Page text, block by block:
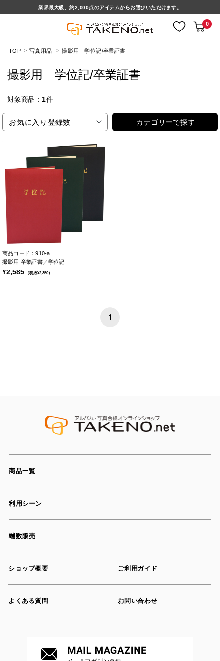
業界最大級、約2,000点のアイテムからお選びいただけます。
0
TOP 写真用品 撮影用 学位記/卒業証書
撮影用 学位記/卒業証書
対象商品： 1件
お気に入り登録数 カテゴリーで探す
商品コード：910-a
撮影用 卒業証書／学位記
¥2,585 （税抜¥2,350）
1
商品一覧
利用シーン
端数販売
ショップ概要 ご利用ガイド
よくある質問 お問い合わせ